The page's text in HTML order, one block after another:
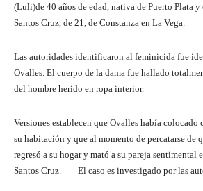
(Luli)de 40 años de edad, nativa de Puerto Plata
Santos Cruz, de 21, de Constanza en La Vega.
Las autoridades identificaron al feminicida fue
Ovalles. El cuerpo de la dama fue hallado
del hombre herido en ropa interior.
Versiones establecen que Ovalles había colocado
su habitación y que al momento de percatarse de
regresó a su hogar y mató a su pareja sentimental
Santos Cruz. El caso es investigado por las